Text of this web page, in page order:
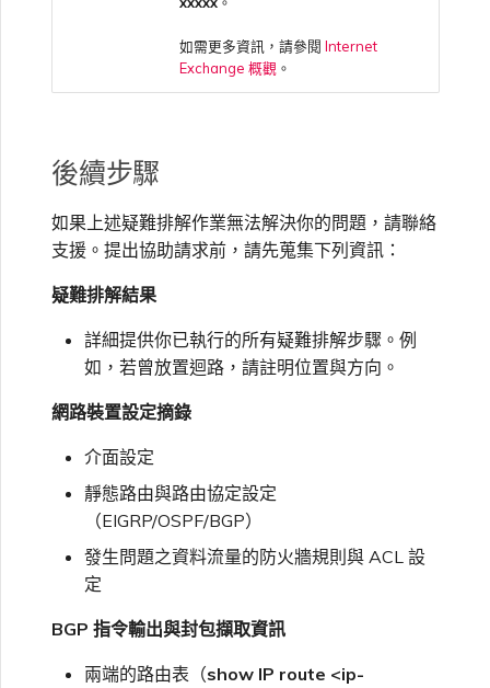
如需更多資訊，請參閱 Internet
Exchange 概觀 。
後續步驟
如果上述疑難排解作業無法解決你的問題，請聯絡
支援。提出協助請求前，請先蒐集下列資訊：
疑難排解結果
詳細提供你已執行的所有疑難排解步驟。例
如，若曾放置迴路，請註明位置與方向。
網路裝置設定摘錄
介面設定
靜態路由與路由協定設定
（EIGRP/OSPF/BGP）
發生問題之資料流量的防火牆規則與 ACL 設
定
BGP 指令輸出與封包擷取資訊
兩端的路由表（show IP route <ip-